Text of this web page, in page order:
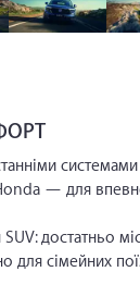
системами
— для
достатньо
для сімейних